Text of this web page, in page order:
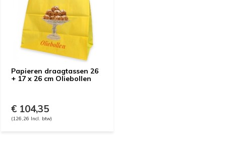
Papieren draagtassen 26
+ 17 x 26 cm Oliebollen
€ 104,35
(126,26 Incl. btw)